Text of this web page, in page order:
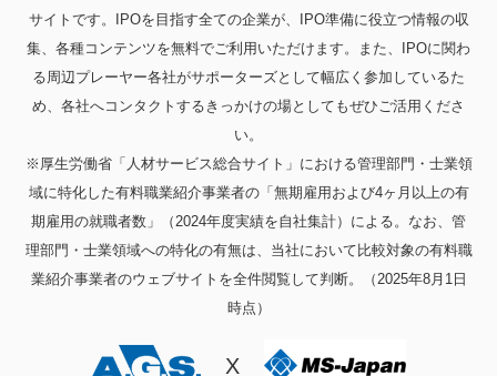
サイトです。IPOを目指す全ての企業が、IPO準備に役立つ情報の収
集、各種コンテンツを無料でご利用いただけます。また、IPOに関わ
る周辺プレーヤー各社がサポーターズとして幅広く参加しているた
め、各社へコンタクトするきっかけの場としてもぜひご活用くださ
い。
※厚生労働省「人材サービス総合サイト」における管理部門・士業領
域に特化した有料職業紹介事業者の「無期雇用および4ヶ月以上の有
期雇用の就職者数」（2024年度実績を自社集計）による。なお、管
理部門・士業領域への特化の有無は、当社において比較対象の有料職
業紹介事業者のウェブサイトを全件閲覧して判断。（2025年8月1日
時点）
X